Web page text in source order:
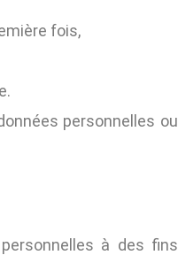
fois,
personnelles ou
à des fins